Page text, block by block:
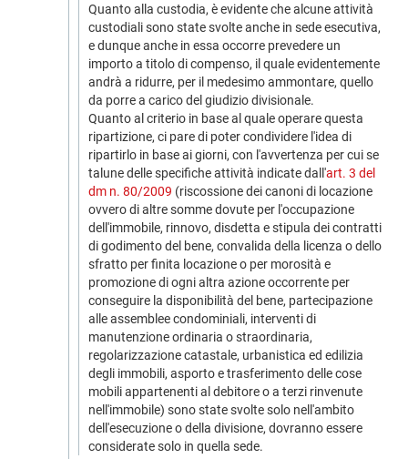
Quanto alla custodia, è evidente che alcune attività
custodiali sono state svolte anche in sede esecutiva,
e dunque anche in essa occorre prevedere un
importo a titolo di compenso, il quale evidentemente
andrà a ridurre, per il medesimo ammontare, quello
da porre a carico del giudizio divisionale.
Quanto al criterio in base al quale operare questa
ripartizione, ci pare di poter condividere l'idea di
ripartirlo in base ai giorni, con l'avvertenza per cui se
talune delle specifiche attività indicate dall'art. 3 del
dm n. 80/2009 (riscossione dei canoni di locazione
ovvero di altre somme dovute per l'occupazione
dell'immobile, rinnovo, disdetta e stipula dei contratti
di godimento del bene, convalida della licenza o dello
sfratto per finita locazione o per morosità e
promozione di ogni altra azione occorrente per
conseguire la disponibilità del bene, partecipazione
alle assemblee condominiali, interventi di
manutenzione ordinaria o straordinaria,
regolarizzazione catastale, urbanistica ed edilizia
degli immobili, asporto e trasferimento delle cose
mobili appartenenti al debitore o a terzi rinvenute
nell'immobile) sono state svolte solo nell'ambito
dell'esecuzione o della divisione, dovranno essere
considerate solo in quella sede.